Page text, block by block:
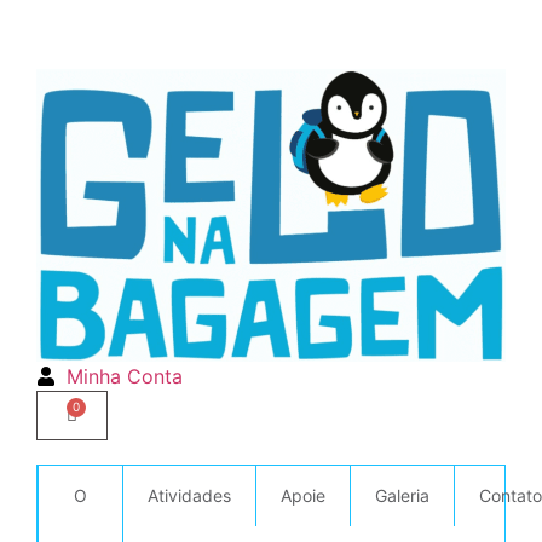
Minha Conta
O Atividades Apoie Galeria Contato